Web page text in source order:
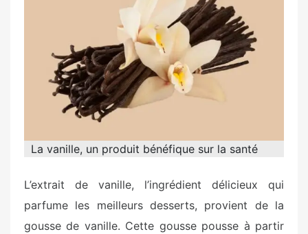
n
La vanille, un produit bénéfique sur la santé
L’extrait de vanille, l’ingrédient délicieux qui
parfume les meilleurs desserts, provient de la
gousse de vanille. Cette gousse pousse à partir